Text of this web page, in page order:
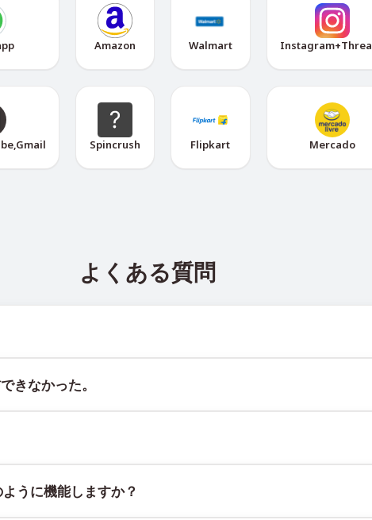
Amazon Walmart
Spincrush Flipkart Mercado
よくある質問
きなかった。
の方法をお試しください：
うに機能しますか？